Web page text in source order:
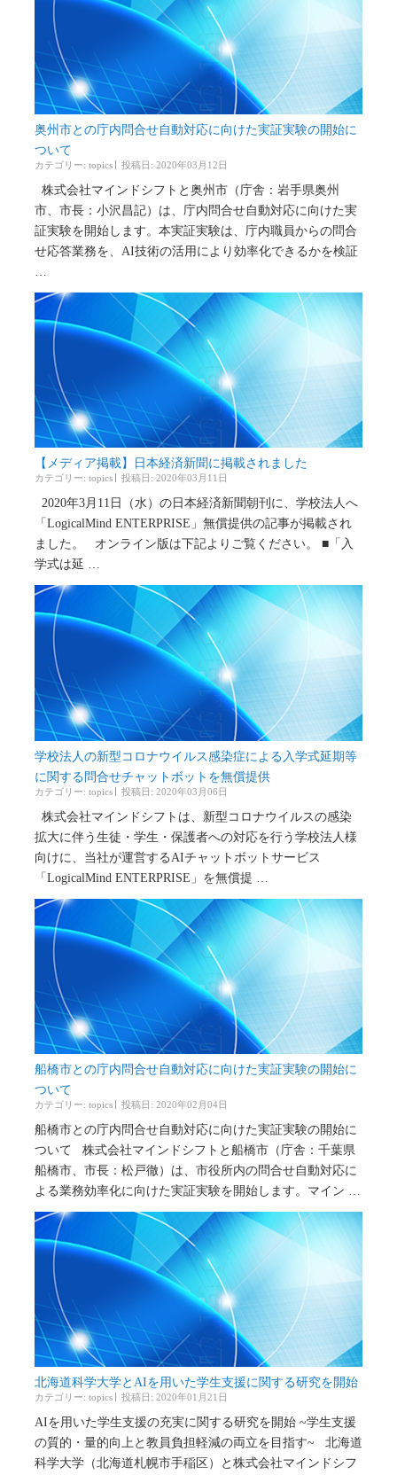
奥州市との庁内問合せ自動対応に向けた実証実験の開始に
ついて
カテゴリー: topics 投稿日: 2020年03月12日
株式会社マインドシフトと奥州市（庁舎：岩手県奥州
市、市長：小沢昌記）は、庁内問合せ自動対応に向けた実
証実験を開始します。本実証実験は、庁内職員からの問合
せ応答業務を、AI技術の活用により効率化できるかを検証
【メディア掲載】日本経済新聞に掲載されました
カテゴリー: topics 投稿日: 2020年03月11日
2020年3月11日（水）の日本経済新聞朝刊に、学校法人へ
「LogicalMind ENTERPRISE」無償提供の記事が掲載され
ました。 オンライン版は下記よりご覧ください。 ■「入
学式は延 …
学校法人の新型コロナウイルス感染症による入学式延期等
に関する問合せチャットボットを無償提供
カテゴリー: topics 投稿日: 2020年03月06日
株式会社マインドシフトは、新型コロナウイルスの感染
拡大に伴う生徒・学生・保護者への対応を行う学校法人様
向けに、当社が運営するAIチャットボットサービス
「LogicalMind ENTERPRISE」を無償提 …
船橋市との庁内問合せ自動対応に向けた実証実験の開始に
ついて
カテゴリー: topics 投稿日: 2020年02月04日
船橋市との庁内問合せ自動対応に向けた実証実験の開始に
ついて 株式会社マインドシフトと船橋市（庁舎：千葉県
船橋市、市長：松戸徹）は、市役所内の問合せ自動対応に
よる業務効率化に向けた実証実験を開始します。マイン …
北海道科学大学とAIを用いた学生支援に関する研究を開始
カテゴリー: topics 投稿日: 2020年01月21日
AIを用いた学生支援の充実に関する研究を開始 ~学生支援
の質的・量的向上と教員負担軽減の両立を目指す~ 北海道
科学大学（北海道札幌市手稲区）と株式会社マインドシフ